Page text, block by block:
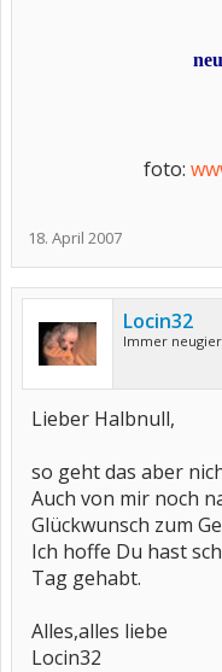
foto:
18. April 2007
Locin32
Immer
Lieber Halbnull,
so geht das aber
Auch von mir noch
Glückwunsch zum
Ich hoffe Du hast
Tag gehabt.
Alles,alles liebe
Locin32